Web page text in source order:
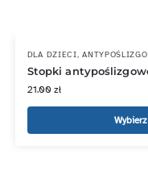
DLA DZIECI,
Stopki
21.00zł